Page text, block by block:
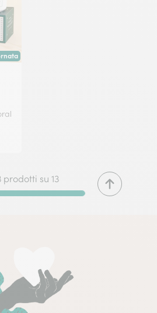
disponibile oggi o in data a tua scelta.
prodotti su 13